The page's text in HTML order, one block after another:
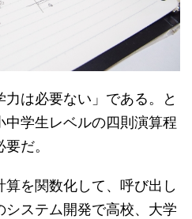
は必要ない」である。と
学生レベルの四則演算程
だ。
を関数化して、呼び出し
ステム開発で高校、大学